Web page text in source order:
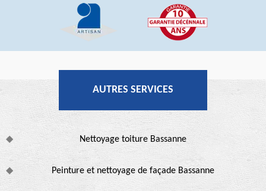
AUTRES SERVICES
Nettoyage toiture Bassanne
Peinture et nettoyage de façade Bassanne